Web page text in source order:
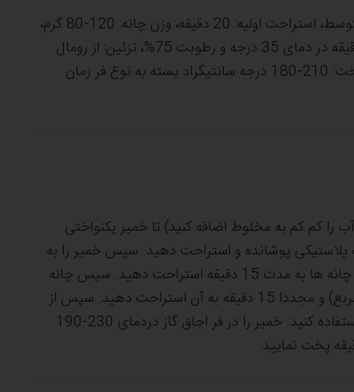
زمان میکس: 4 دقیقه دور کند و6 دقیقه دور متوسط، استراحت اوليه: 20 دقیقه، وزن چانه: 120-80 گرم،
استراحت میانی:15 دقیقه، تخمير نهايي: 60 دقیقه در دمای 35 درجه و رطوبت 75%، تزئین: از رومال
تخم مرغ و پودر شکر استفاده نمایید. دمای پخت: 210-180 درجه سانتیگراد بسته به نوع فر زمان
کم کم به مخلوط اضافه کنید) تا خمیر یکنواختی
مدت 60 دقیقه با کیسه پلاستیکی پوشانده و استراحت دهید. سپس خمیر را به
وزن های دلخواه تقسیم و چانه (گرد) کنید. به چانه ها به مدت 15 دقیقه استراحت دهید. سپس چانه
ها را به فرم دلخواه پهن کنید ( گرد، بیضی یا مربع) و مجددا 15 دقیقه به آن استراحت دهید. سپس از
مخلوط شیر و زرده تخم مرغ به عنوان رومال استفاده کنید. خمیر را در فر اجاق گاز دردمای 230-190